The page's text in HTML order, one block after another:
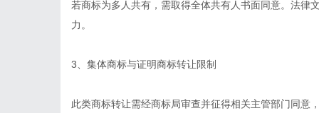
若商标为多人共有，需取得全体共有人书面同意。法律
力。
3、集体商标与证明商标转让限制
此类商标转让需经商标局审查并征得相关主管部门同意